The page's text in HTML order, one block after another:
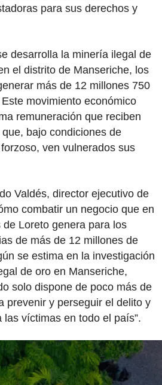
para sus derechos y
desarrolla la minería ilegal de
el distrito de Manseriche, los
más de 12 millones 750
movimiento económico
remuneración que reciben
bajo condiciones de
ven vulnerados sus
Valdés, director ejecutivo de
combatir un negocio que en
Loreto genera para los
de más de 12 millones de
se estima en la investigación
de oro en Manseriche,
solo dispone de poco más de
prevenir y perseguir el delito y
víctimas en todo el país”.